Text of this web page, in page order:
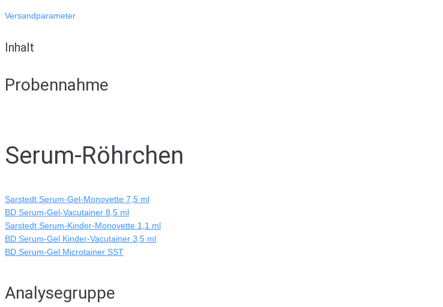
Versandparameter
Inhalt
Probennahme
Serum-Röhrchen
Sarstedt Serum-Gel-Monovette 7,5 ml
BD Serum-Gel-Vacutainer 8,5 ml
Sarstedt Serum-Kinder-Monovette 1,1 ml
BD Serum-Gel Kinder-Vacutainer 3,5 ml
BD Serum-Gel Microtainer SST
Analysegruppe